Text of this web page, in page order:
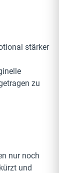
stärker
zu
nur noch
und